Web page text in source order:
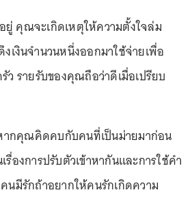
ยู่ คุณจะเกิดเหตุให้ความตั้งใจล่ม
เงินจำนวนหนึ่งออกมาใช้จ่ายเพื่อ
รายรับของคุณถือว่าดีเมื่อเปรียบ
ากคุณคิดคบกับคนที่เป็นม่ายมาก่อน
องการปรับตัวเข้าหากันและการใช้คำ
มีรักถ้าอยากให้คนรักเกิดความ